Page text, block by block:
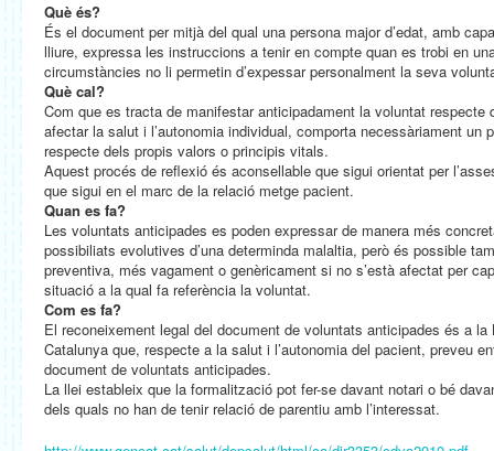
Què és?
És el document per mitjà del qual una persona major d’edat, amb
lliure, expressa les instruccions a tenir en compte quan es trobi en
circumstàncies no li permetin d’expessar personalment la seva
Què cal?
Com que es tracta de manifestar anticipadament la voluntat respecte
afectar la salut i l’autonomia individual, comporta necessàriament un
respecte dels propis valors o principis vitals.
Aquest procés de reflexió és aconsellable que sigui orientat per
que sigui en el marc de la relació metge pacient.
Quan es fa?
Les voluntats anticipades es poden expressar de manera més
possibiliats evolutives d’una determinda malaltia, però és possible
preventiva, més vagament o genèricament si no s’està afectat per
situació a la qual fa referència la voluntat.
Com es fa?
El reconeixement legal del document de voluntats anticipades és a
Catalunya que, respecte a la salut i l’autonomia del pacient, preveu
document de voluntats anticipades.
La llei estableix que la formalització pot fer-se davant notari o bé
dels quals no han de tenir relació de parentiu amb l’interessat.